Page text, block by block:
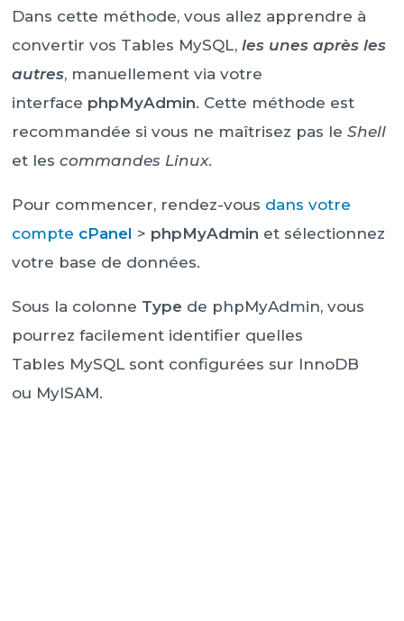
Dans cette méthode, vous allez apprendre à
convertir vos Tables MySQL, les unes après les
autres, manuellement via votre
interface phpMyAdmin. Cette méthode est
recommandée si vous ne maîtrisez pas le Shell
et les commandes Linux.
Pour commencer, rendez-vous dans votre
compte cPanel > phpMyAdmin et sélectionnez
votre base de données.
Sous la colonne Type de phpMyAdmin, vous
pourrez facilement identifier quelles
Tables MySQL sont configurées sur InnoDB
ou MyISAM.